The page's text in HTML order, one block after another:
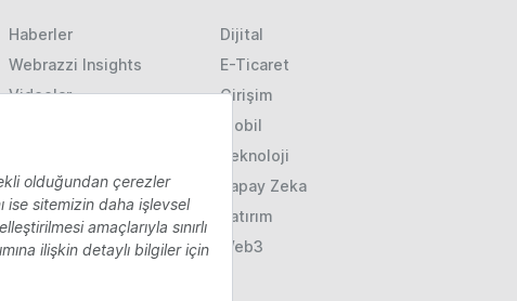
Haberler
Webrazzi Insights
Videolar
Dijital
E-Ticaret
Girişim
Mobil
Teknoloji
Yapay Zeka
Yatırım
Web3